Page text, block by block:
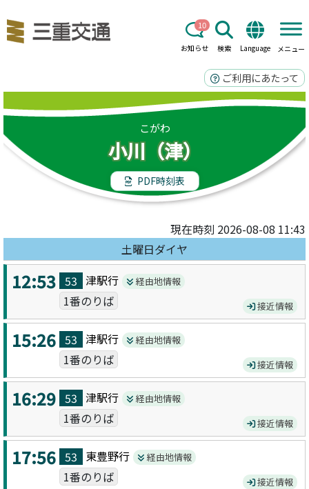
お知らせ
10
検索 Language メニュー
ご利用にあたって
こがわ
小川（津）
PDF時刻表
現在時刻 2026-08-08 11:43
土曜日ダイヤ
12:53 53 津駅行 経由地情報
1番のりば 接近情報
15:26 53 津駅行 経由地情報
1番のりば 接近情報
16:29 53 津駅行 経由地情報
1番のりば 接近情報
17:56 53 東豊野行 経由地情報
1番のりば 接近情報